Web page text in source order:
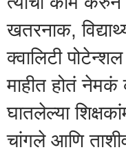
खतरनाक,
क्वालिटी
माहीत होतं
घातलेल्या
चांगले आणि